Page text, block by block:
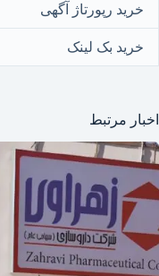
خرید رپورتاژ آگهی
خرید بک لینک
اخبار مرتبط